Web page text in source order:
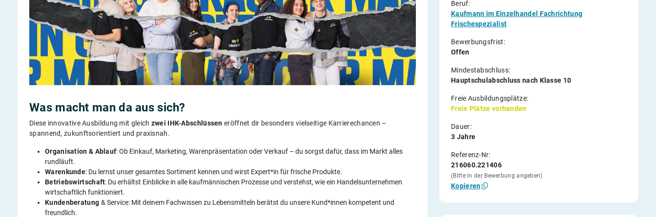
Was macht man da aus sich?
Diese innovative Ausbildung mit gleich zwei IHK-Abschlüssen eröffnet dir besonders vielseitige Karrierechancen –
spannend, zukunftsorientiert und praxisnah.
Organisation & Ablauf: Ob Einkauf, Marketing, Warenpräsentation oder Verkauf – du sorgst dafür, dass im Markt alles
rundläuft.
Warenkunde: Du lernst unser gesamtes Sortiment kennen und wirst Expert*in für frische Produkte.
Betriebswirtschaft: Du erhältst Einblicke in alle kaufmännischen Prozesse und verstehst, wie ein Handelsunternehmen
wirtschaftlich funktioniert.
Kundenberatung & Service: Mit deinem Fachwissen zu Lebensmitteln berätst du unsere Kund*innen kompetent und
freundlich.
Beruf:
Kaufmann im Einzelhandel Fachrichtung
Frischespezialist
Bewerbungsfrist:
Offen
Mindestabschluss:
Hauptschulabschluss nach Klasse 10
Freie Ausbildungsplätze:
Freie Plätze vorhanden
Dauer:
3 Jahre
Referenz-Nr:
216060.221406
(Bitte in der Bewerbung angeben)
Kopieren